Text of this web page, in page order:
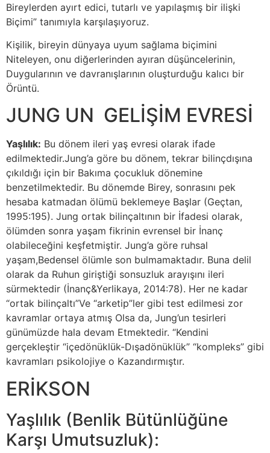
Bireylerden ayırt edici, tutarlı ve yapılaşmış bir ilişki
Biçimi” tanımıyla karşılaşıyoruz.
Kişilik, bireyin dünyaya uyum sağlama biçimini
Niteleyen, onu diğerlerinden ayıran düşüncelerinin,
Duygularının ve davranışlarının oluşturduğu kalıcı bir
Örüntü.
JUNG UN GELİŞİM EVRESİ
Yaşlılık: Bu dönem ileri yaş evresi olarak ifade
edilmektedir.Jung’a göre bu dönem, tekrar bilinçdışına
çıkıldığı için bir Bakıma çocukluk dönemine
benzetilmektedir. Bu dönemde Birey, sonrasını pek
hesaba katmadan ölümü beklemeye Başlar (Geçtan,
1995:195). Jung ortak bilinçaltının bir İfadesi olarak,
ölümden sonra yaşam fikrinin evrensel bir İnanç
olabileceğini keşfetmiştir. Jung’a göre ruhsal
yaşam,Bedensel ölümle son bulmamaktadır. Buna delil
olarak da Ruhun giriştiği sonsuzluk arayışını ileri
sürmektedir (İnanç&Yerlikaya, 2014:78). Her ne kadar
“ortak bilinçaltı”Ve “arketip”ler gibi test edilmesi zor
kavramlar ortaya atmış Olsa da, Jung’un tesirleri
günümüzde hala devam Etmektedir. “Kendini
gerçekleştir “içedönüklük-Dışadönüklük” “kompleks” gibi
kavramları psikolojiye o Kazandırmıştır.
ERİKSON
Yaşlılık (Benlik Bütünlüğüne
Karşı Umutsuzluk):